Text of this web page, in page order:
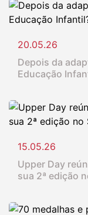
20.05.26
Depois da
Educação
15.05.26
Upper Day
sua 2ª edição